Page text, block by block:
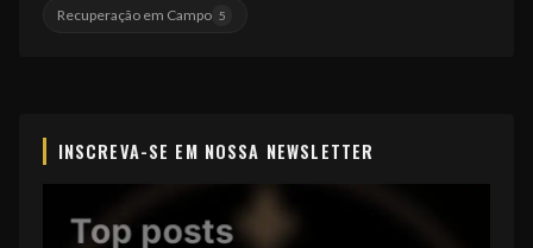
Recuperação em Campo 5
INSCREVA-SE EM NOSSA NEWSLETTER